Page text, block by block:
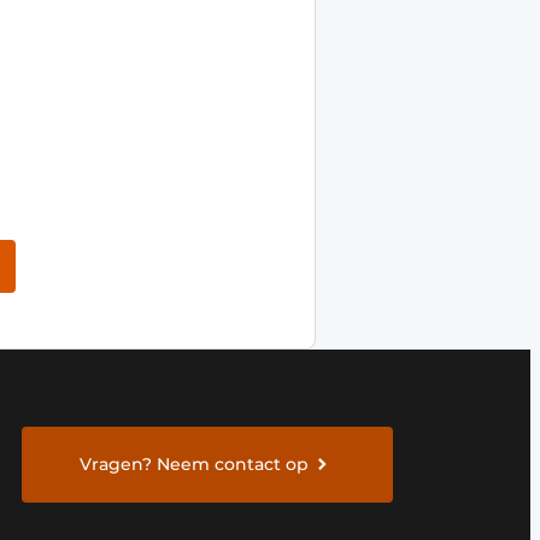
Vragen? Neem contact op